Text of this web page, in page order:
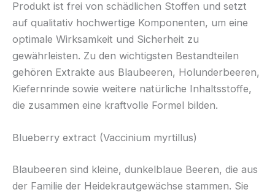
Produkt ist frei von schädlichen Stoffen und setzt
auf qualitativ hochwertige Komponenten, um eine
optimale Wirksamkeit und Sicherheit zu
gewährleisten. Zu den wichtigsten Bestandteilen
gehören Extrakte aus Blaubeeren, Holunderbeeren,
Kiefernrinde sowie weitere natürliche Inhaltsstoffe,
die zusammen eine kraftvolle Formel bilden.
Blueberry extract (Vaccinium myrtillus)
Blaubeeren sind kleine, dunkelblaue Beeren, die aus
der Familie der Heidekrautgewächse stammen. Sie